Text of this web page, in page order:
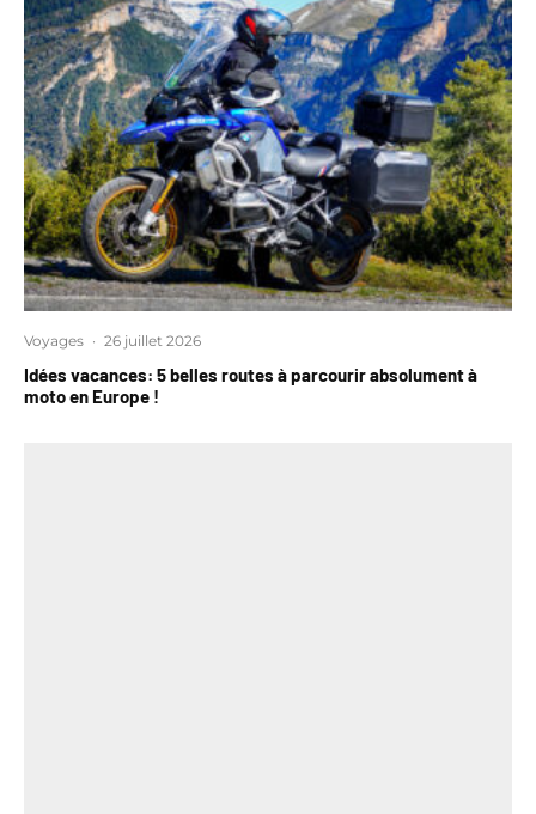
Voyages · 26 juillet 2026
Idées vacances: 5 belles routes à parcourir absolument à
moto en Europe !